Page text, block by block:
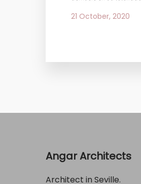
21 October, 2020
Angar Architects
Architect in Seville.